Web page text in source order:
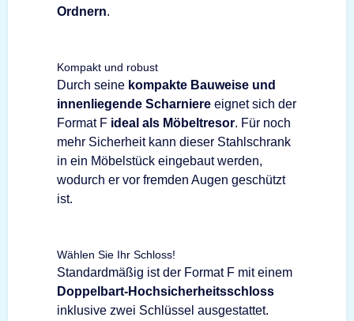
Ordnern.
Kompakt und robust
Durch seine kompakte Bauweise und
innenliegende Scharniere eignet sich der
Format F ideal als Möbeltresor. Für noch
mehr Sicherheit kann dieser Stahlschrank
in ein Möbelstück eingebaut werden,
wodurch er vor fremden Augen geschützt
ist.
Wählen Sie Ihr Schloss!
Standardmäßig ist der Format F mit einem
Doppelbart-Hochsicherheitsschloss
inklusive zwei Schlüssel ausgestattet.